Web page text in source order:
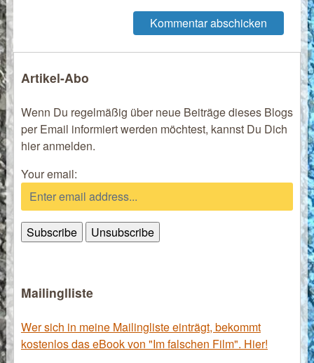
Artikel-Abo
Wenn Du regelmäßig über neue Beiträge dieses Blogs
per Email informiert werden möchtest, kannst Du Dich
hier anmelden.
Your email:
Mailinglliste
Wer sich in meine Mailingliste einträgt, bekommt
kostenlos das eBook von "Im falschen Film". Hier!